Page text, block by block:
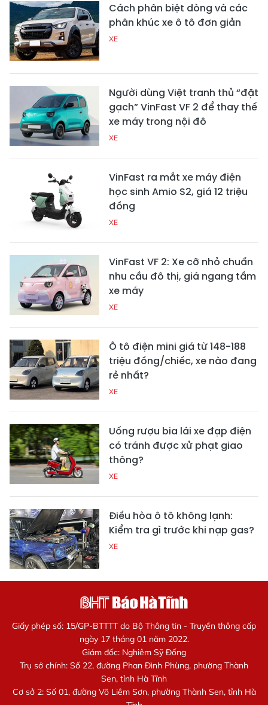
Cách phân biệt dòng và các
phân khúc xe ô tô đơn giản
XE
Người dùng Việt tranh thủ “đặt
gạch” VinFast VF 2 để thay thế
xe máy trong nội đô
XE
VinFast ra mắt xe máy điện
học sinh Amio S2, giá 12 triệu
đồng
XE
VinFast VF 2: Xe cỡ nhỏ chuẩn
nhu cầu đô thị, giá ngang tầm
xe máy
XE
Ô tô điện mini giá từ 148-188
triệu đồng/chiếc, xe nào đang
rẻ nhất?
XE
Uống rượu bia lái xe đạp điện
có tránh được xử phạt giao
thông?
XE
Điều hòa ô tô không lạnh:
Kiểm tra gì trước khi nạp gas?
XE
Giấy phép số: 15/GP-BTTTT do Bộ Thông tin - Truyền thông cấp
ngày 17 tháng 01 năm 2022.
Giám đốc: Nghiêm Sỹ Đống
Trụ sở chính: Số 22, đường Phan Đình Phùng, phường Thành
Sen, tỉnh Hà Tĩnh
Cơ sở 2: Số 01, đường Võ Liêm Sơn, phường Thành Sen, tỉnh Hà